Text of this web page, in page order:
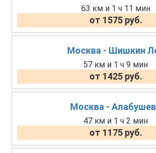
63 км и 1 ч 11 мин
от 1575 руб.
Москва - Шишкин
57 км и 1 ч 9 мин
от 1425 руб.
Москва -
47 км и 1 ч 2 мин
от 1175 руб.